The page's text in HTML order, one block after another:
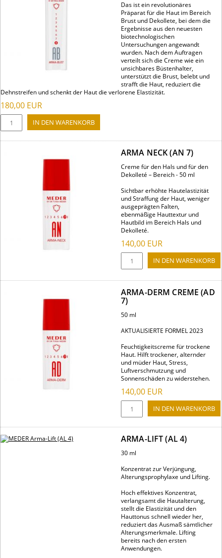
Das ist ein revolutionäres
Präparat für die Haut im Bereich
Brust und Dekollete, bei dem die
Ergebnisse aus den neuesten
biotechnologischen
Untersuchungen angewandt
wurden. Nach dem Auftragen
verteilt sich die Creme wie ein
unsichbares Büstenhalter,
unterstützt die Brust, belebt und
strafft die Haut, reduziert die
Dehnstreifen und schenkt der Haut die verlorene Elastizität.
180,00 EUR
ARMA NECK (AN 7)
Creme für den Hals und für den
Dekolleté – Bereich - 50 ml
Sichtbar erhöhte Hautelastizität
und Straffung der Haut, weniger
ausgeprägten Falten,
ebenmäßige Hauttextur und
Hautbild im Bereich Hals und
Dekolleté.
140,00 EUR
ARMA-DERM CREME (AD
7)
50 ml
AKTUALISIERTE FORMEL 2023
Feuchtigkeitscreme für trockene
Haut. Hilft trockener, alternder
und müder Haut, Stress,
Luftverschmutzung und
Sonnenschäden zu widerstehen.
140,00 EUR
ARMA-LIFT (AL 4)
30 ml
Konzentrat zur Verjüngung,
Alterungsprophylaxe und Lifting.
Hoch effektives Konzentrat,
verlangsamt die Hautalterung,
stellt die Elastizität und den
Hauttonus schnell wieder her,
reduziert das Ausmaß sämtlicher
Alterungsmerkmale. Lifting
bereits nach den ersten
Anwendungen.